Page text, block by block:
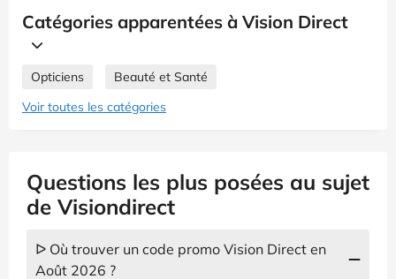
Catégories apparentées à Vision Direct
Opticiens
Beauté et Santé
Voir toutes les catégories
Questions les plus posées au sujet
de Visiondirect
ᐅ Où trouver un code promo Vision Direct en
Août 2026 ?